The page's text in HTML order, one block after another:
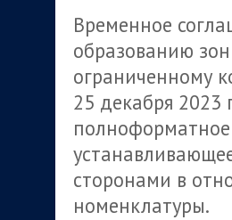
Временное
образованию
ограниченному
25 декабря 2023
сторонами в
номенклатуры.